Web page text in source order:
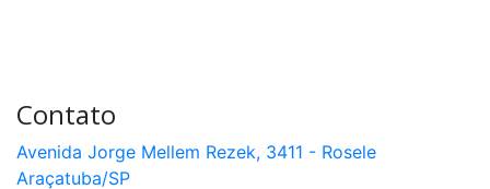
Contato
Avenida Jorge Mellem Rezek, 3411 - Rosele
Araçatuba/SP